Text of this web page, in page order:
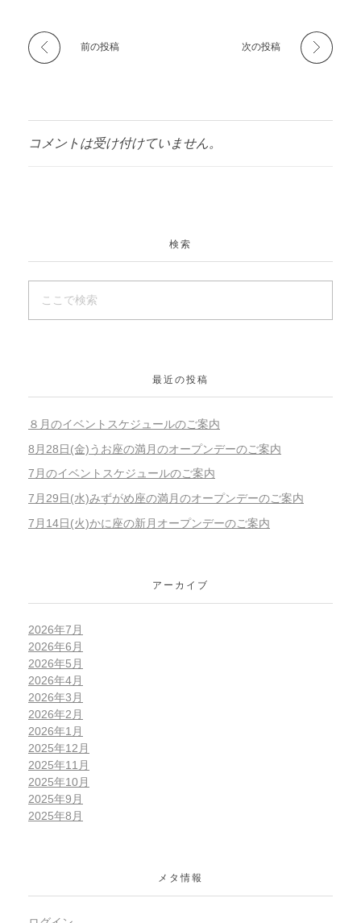
前の投稿 次の投稿
コメントは受け付けていません。
検索
最近の投稿
８月のイベントスケジュールのご案内
8月28日(金)うお座の満月のオープンデーのご案内
7月のイベントスケジュールのご案内
7月29日(水)みずがめ座の満月のオープンデーのご案内
7月14日(火)かに座の新月オープンデーのご案内
アーカイブ
2026年7月
2026年6月
2026年5月
2026年4月
2026年3月
2026年2月
2026年1月
2025年12月
2025年11月
2025年10月
2025年9月
2025年8月
メタ情報